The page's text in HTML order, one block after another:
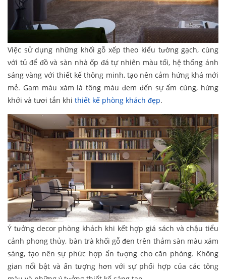
Việc sử dụng những khối gỗ xếp theo kiểu tường gạch, cùng
với tủ để đồ và sàn nhà ốp đá tự nhiên màu tối, hệ thống ánh
sáng vàng với thiết kế thông minh, tạo nên cảm hứng khá mới
mẻ. Gam màu xám là tông màu đem đến sự ấm cúng, hứng
khởi và tươi tắn khi thiết kế phòng khách đẹp.
Ý tưởng decor phòng khách khi kết hợp giá sách và chậu tiểu
cảnh phong thủy, bàn trà khối gỗ đen trên thảm sàn màu xám
sáng, tạo nên sự phức hợp ấn tượng cho căn phòng. Không
gian nổi bật và ấn tượng hơn với sự phối hợp của các tông